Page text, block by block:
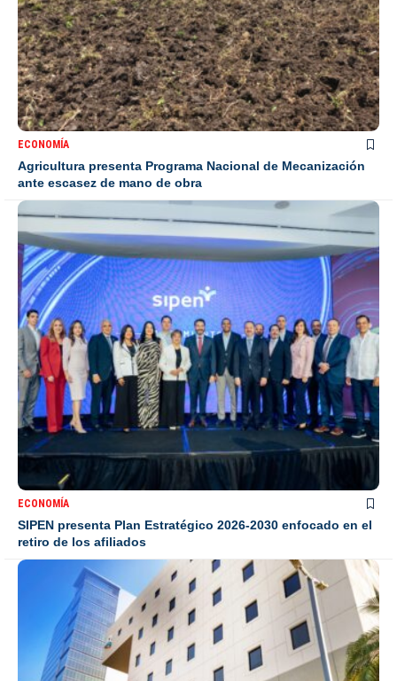
ECONOMÍA
Agricultura presenta Programa Nacional de Mecanización
ante escasez de mano de obra
ECONOMÍA
SIPEN presenta Plan Estratégico 2026-2030 enfocado en el
retiro de los afiliados